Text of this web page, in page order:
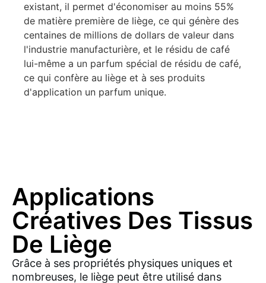
existant, il permet d'économiser au moins 55%
de matière première de liège, ce qui génère des
centaines de millions de dollars de valeur dans
l'industrie manufacturière, et le résidu de café
lui-même a un parfum spécial de résidu de café,
ce qui confère au liège et à ses produits
d'application un parfum unique.
Applications
Créatives Des Tissus
De Liège
Grâce à ses propriétés physiques uniques et
nombreuses, le liège peut être utilisé dans